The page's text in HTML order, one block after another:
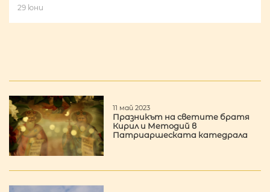
29 юни
11 май 2023
Празникът на светите братя
Кирил и Методий в
Патриаршеската катедрала